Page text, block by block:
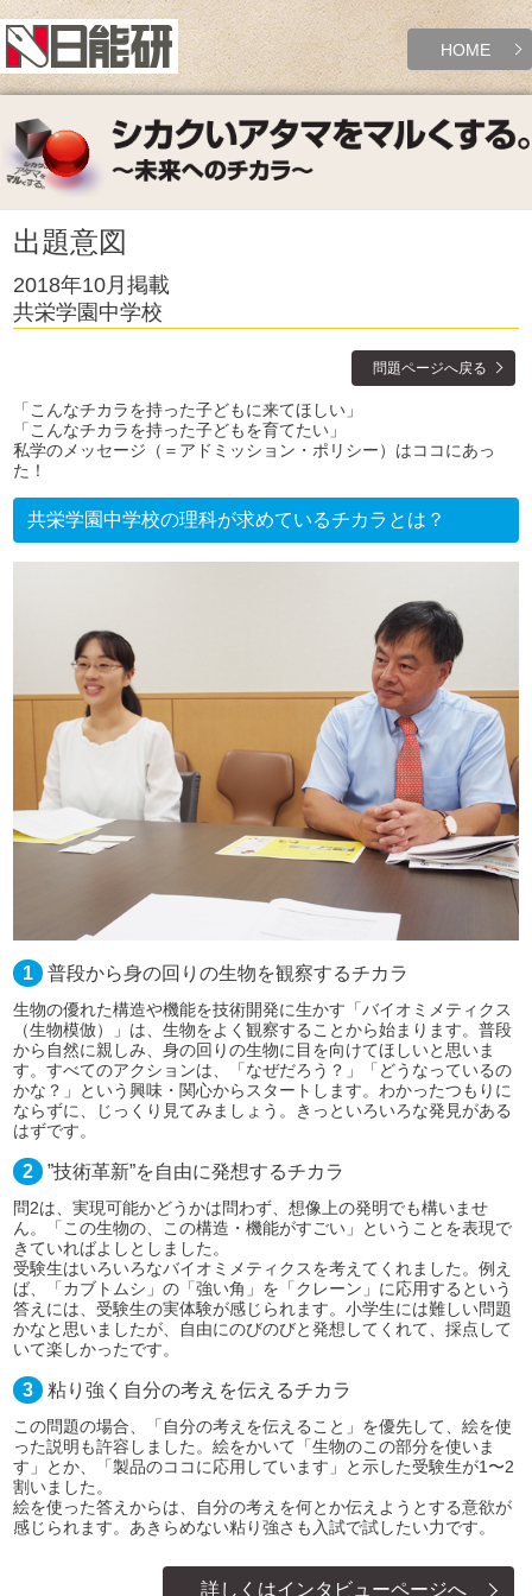
HOME
出題意図
2018年10月掲載
共栄学園中学校
問題ページへ戻る
「こんなチカラを持った子どもに来てほしい」
「こんなチカラを持った子どもを育てたい」
私学のメッセージ（＝アドミッション・ポリシー）はココにあっ
た！
共栄学園中学校の理科が求めているチカラとは？
1 普段から身の回りの生物を観察するチカラ
生物の優れた構造や機能を技術開発に生かす「バイオミメティクス
（生物模倣）」は、生物をよく観察することから始まります。普段
から自然に親しみ、身の回りの生物に目を向けてほしいと思いま
す。すべてのアクションは、「なぜだろう？」「どうなっているの
かな？」という興味・関心からスタートします。わかったつもりに
ならずに、じっくり見てみましょう。きっといろいろな発見がある
はずです。
2 ”技術革新”を自由に発想するチカラ
問2は、実現可能かどうかは問わず、想像上の発明でも構いませ
ん。「この生物の、この構造・機能がすごい」ということを表現で
きていればよしとしました。
受験生はいろいろなバイオミメティクスを考えてくれました。例え
ば、「カブトムシ」の「強い角」を「クレーン」に応用するという
答えには、受験生の実体験が感じられます。小学生には難しい問題
かなと思いましたが、自由にのびのびと発想してくれて、採点して
いて楽しかったです。
3 粘り強く自分の考えを伝えるチカラ
この問題の場合、「自分の考えを伝えること」を優先して、絵を使
った説明も許容しました。絵をかいて「生物のこの部分を使いま
す」とか、「製品のココに応用しています」と示した受験生が1〜2
割いました。
絵を使った答えからは、自分の考えを何とか伝えようとする意欲が
感じられます。あきらめない粘り強さも入試で試したい力です。
詳しくはインタビューページへ